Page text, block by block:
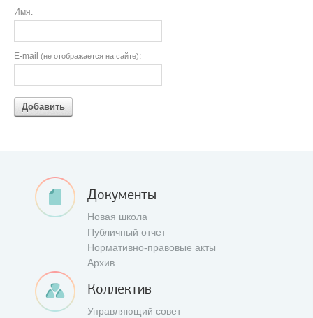
Имя:
E-mail (не отображается на сайте):
Добавить
Документы
Новая школа
Публичный отчет
Нормативно-правовые акты
Архив
Коллектив
Управляющий совет